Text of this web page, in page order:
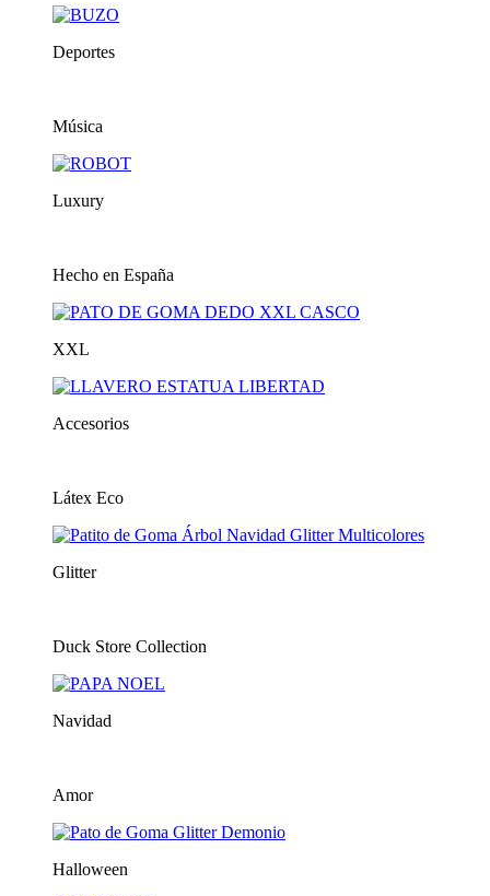
Deportes
Música
Luxury
Hecho en España
XXL
Accesorios
Látex Eco
Glitter
Duck Store Collection
Navidad
Amor
Halloween